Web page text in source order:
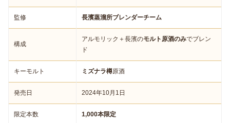
監修 長濱蒸溜所ブレンダーチーム
構成
アルモリック＋長濱のモルト原酒のみでブレン
ド
キーモルト ミズナラ樽原酒
発売日 2024年10月1日
限定本数 1,000本限定